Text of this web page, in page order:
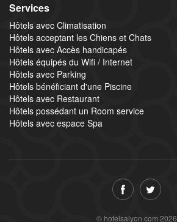
Services
Hôtels avec Climatisation
Hôtels acceptant les Chiens et Chats
Hôtels avec Accès handicapés
Hôtels équipés du Wifi / Internet
Hôtels avec Parking
Hôtels bénéficiant d'une Piscine
Hôtels avec Restaurant
Hôtels possédant un Room service
Hôtels avec espace Spa
© hotelsalyon.com 2026